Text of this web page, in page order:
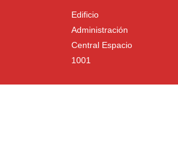
Edificio
Administración
Central Espacio
1001